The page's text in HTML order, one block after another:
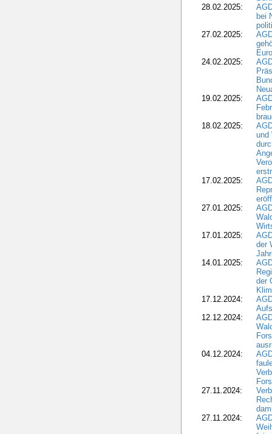
28.02.2025:
bei
27.02.2025:
24.02.2025:
19.02.2025:
18.02.2025:
und
17.02.2025:
27.01.2025:
17.01.2025:
der
14.01.2025:
der
17.12.2024:
12.12.2024:
04.12.2024:
27.11.2024:
27.11.2024: